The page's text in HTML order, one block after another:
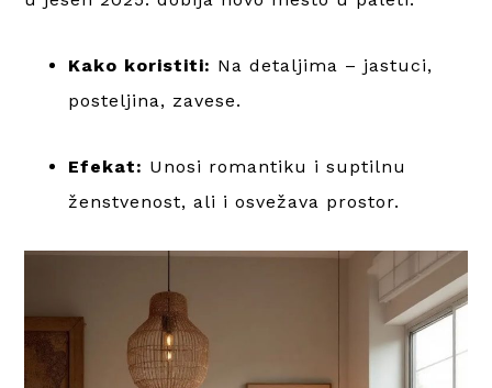
Kako koristiti: Na detaljima – jastuci,
posteljina, zavese.
Efekat: Unosi romantiku i suptilnu
ženstvenost, ali i osvežava prostor.